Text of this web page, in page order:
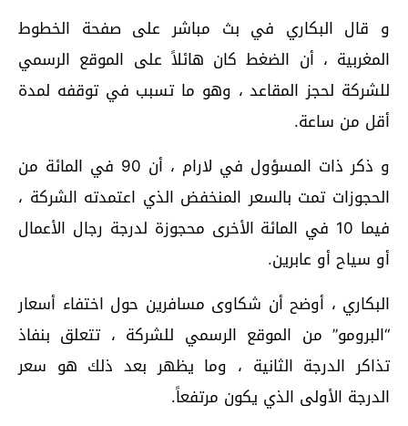
و قال البكاري في بث مباشر على صفحة الخطوط
المغربية ، أن الضغط كان هائلاً على الموقع الرسمي
للشركة لحجز المقاعد ، وهو ما تسبب في توقفه لمدة
أقل من ساعة.
و ذكر ذات المسؤول في لارام ، أن 90 في المائة من
الحجوزات تمت بالسعر المنخفض الذي اعتمدته الشركة ،
فيما 10 في المائة الأخرى محجوزة لدرجة رجال الأعمال
أو سياح أو عابرين.
البكاري ، أوضح أن شكاوى مسافرين حول اختفاء أسعار
“البرومو” من الموقع الرسمي للشركة ، تتعلق بنفاذ
تذاكر الدرجة الثانية ، وما يظهر بعد ذلك هو سعر
الدرجة الأولى الذي يكون مرتفعاً.